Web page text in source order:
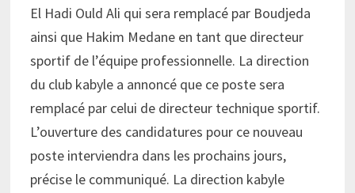
El Hadi Ould Ali qui sera remplacé par Boudjeda
ainsi que Hakim Medane en tant que directeur
sportif de l’équipe professionnelle. La direction
du club kabyle a annoncé que ce poste sera
remplacé par celui de directeur technique sportif.
L’ouverture des candidatures pour ce nouveau
poste interviendra dans les prochains jours,
précise le communiqué. La direction kabyle